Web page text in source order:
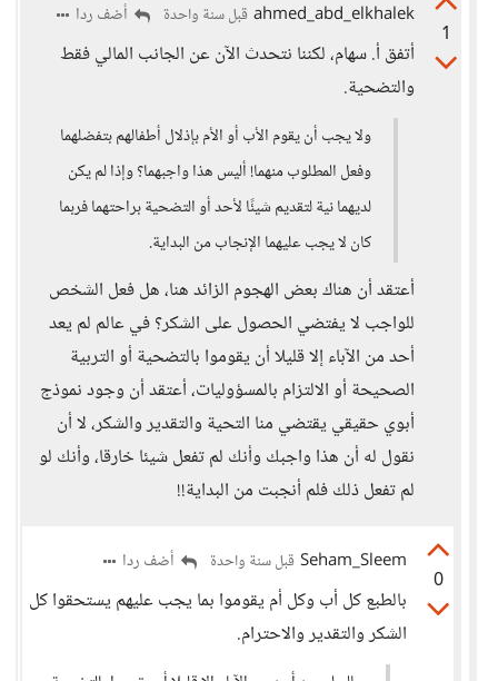
1
ahmed_abd_elkhalek قبل سنة واحدة أضف ردا
أتفق أ. سهام، لكننا نتحدث الآن عن الجانب المالي فقط
والتضحية.
ولا يجب أن يقوم الأب أو الأم بإذلال أطفالهم بتفضلهما
وفعل المطلوب منهما! أليس هذا واجبهما؟ وإذا لم يكن
لديهما نية لتقديم شيئًا لأحد أو التضحية براحتهما فربما
كان لا يجب عليهما الإنجاب من البداية.
أعتقد أن هناك بعض الهجوم الزائد هنا، هل فعل الشخص
للواجب لا يفتضي الحصول على الشكر؟ في عالم لم يعد
أحد من الآباء إلا قليلا أن يقوموا بالتضحية أو التربية
الصحيحة أو الالتزام بالمسؤوليات، أعتقد أن وجود نموذج
أبوي حقيقي يقتضي منا التحية والتقدير والشكر، لا أن
نقول له أن هذا واجبك وأنك لم تفعل شيئا خارقا، وأنك لو
لم تفعل ذلك فلم أنجبت من البداية!!
0
Seham_Sleem قبل سنة واحدة أضف ردا
بالطبع كل أب وكل أم يقوموا بما يجب عليهم يستحقوا كل
الشكر والتقدير والاحترام.